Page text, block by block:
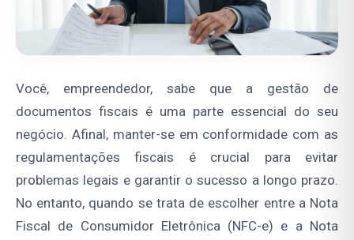
Você, empreendedor, sabe que a gestão de
documentos fiscais é uma parte essencial do seu
negócio. Afinal, manter-se em conformidade com as
regulamentações fiscais é crucial para evitar
problemas legais e garantir o sucesso a longo prazo.
No entanto, quando se trata de escolher entre a Nota
Fiscal de Consumidor Eletrônica (NFC-e) e a Nota